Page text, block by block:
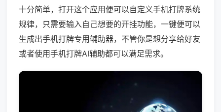
十分简单，打开这个应用便可以自定义手机打牌系统
规律，只需要输入自己想要的开挂功能，一键便可以
生成出手机打牌专用辅助器，不管你是想分享给好友
或者使用手机打牌AI辅助都可以满足需求。